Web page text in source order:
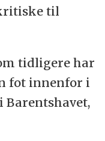
til
tidligere har
fot innenfor i